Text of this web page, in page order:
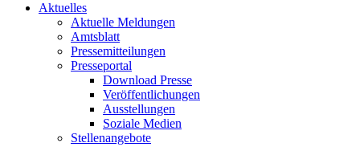
Aktuelles
Aktuelle Meldungen
Amtsblatt
Pressemitteilungen
Presseportal
Download Presse
Veröffentlichungen
Ausstellungen
Soziale Medien
Stellenangebote